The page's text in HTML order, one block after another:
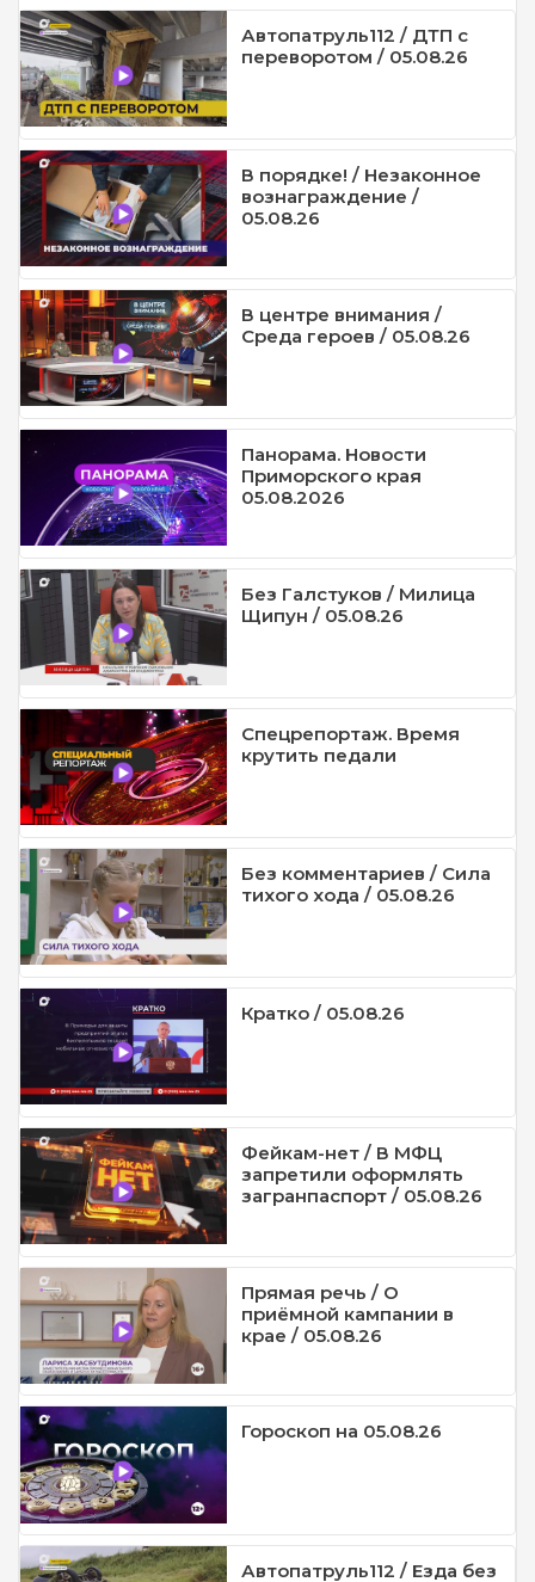
Автопатруль112 / ДТП с
переворотом / 05.08.26
В порядке! / Незаконное
вознаграждение /
05.08.26
В центре внимания /
Среда героев / 05.08.26
Панорама. Новости
Приморского края
05.08.2026
Без Галстуков / Милица
Щипун / 05.08.26
Спецрепортаж. Время
крутить педали
Без комментариев / Сила
тихого хода / 05.08.26
Кратко / 05.08.26
Фейкам-нет / В МФЦ
запретили оформлять
загранпаспорт / 05.08.26
Прямая речь / О
приёмной кампании в
крае / 05.08.26
Гороскоп на 05.08.26
Автопатруль112 / Езда без